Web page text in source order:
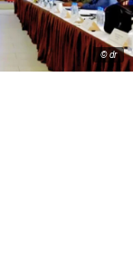
© dr